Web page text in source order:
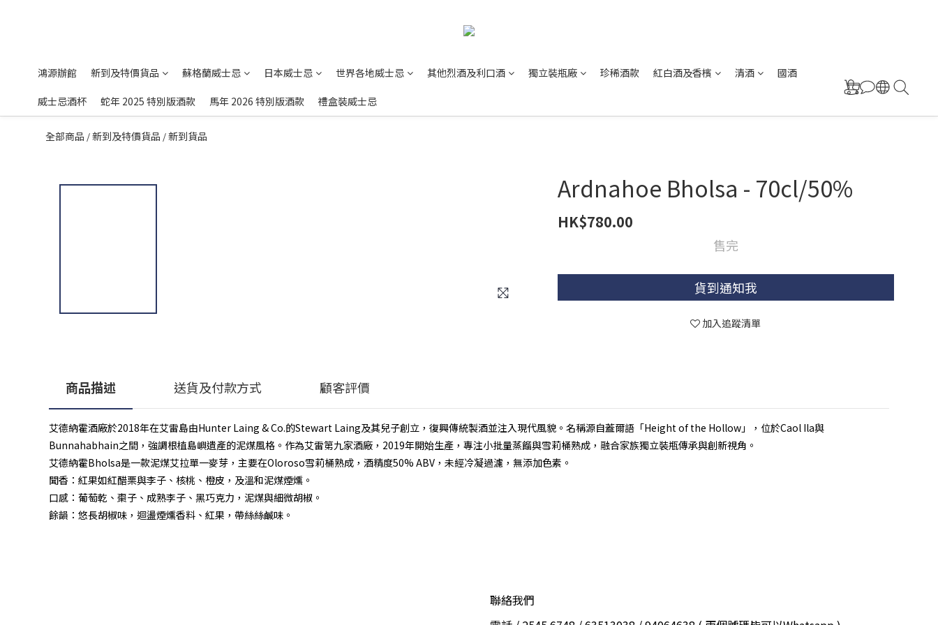
鴻源辦館 新到及特價貨品 蘇格蘭威士忌 日本威士忌 世界各地威士忌 其他烈酒及利口酒 獨立裝瓶廠 珍稀酒款 紅白酒及香檳 清酒 國酒
威士忌酒杯 蛇年 2025 特別版酒款 馬年 2026 特別版酒款 禮盒裝威士忌
全部商品 /新到及特價貨品 /新到貨品
Ardnahoe Bholsa - 70cl/50%
HK$780.00
售完
貨到通知我
加入追蹤清單
商品描述 送貨及付款方式 顧客評價
艾德納霍酒廠於2018年在艾雷島由Hunter Laing & Co.的Stewart Laing及其兒子創立，復興傳統製酒並注入現代風貌。名稱源自蓋爾語「Height of the Hollow」，位於Caol Ila與
Bunnahabhain之間，強調根植島嶼遺產的泥煤風格。作為艾雷第九家酒廠，2019年開始生產，專注小批量蒸餾與雪莉桶熟成，融合家族獨立裝瓶傳承與創新視角。
艾德納霍Bholsa是一款泥煤艾拉單一麥芽，主要在Oloroso雪莉桶熟成，酒精度50% ABV，未經冷凝過濾，無添加色素。
聞香：紅果如紅醋栗與李子、核桃、橙皮，及溫和泥煤煙燻。
口感：葡萄乾、棗子、成熟李子、黑巧克力，泥煤與細微胡椒。
餘韻：悠長胡椒味，迴盪煙燻香料、紅果，帶絲絲鹹味。
聯絡我們